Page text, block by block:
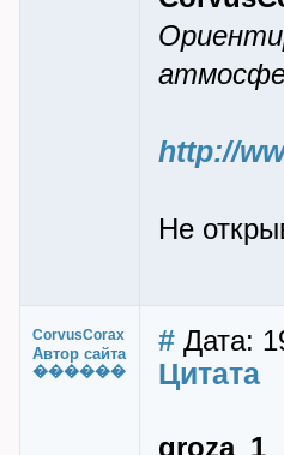
http://
Не
CorvusCorax
Автор сайта
������
# Дата:
Цитата
groza_1